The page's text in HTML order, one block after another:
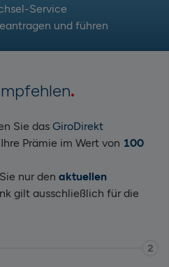
Service
und führen
Sie das GiroDirekt
Prämie im Wert von 100
nur den aktuellen
gilt ausschließlich für die
2